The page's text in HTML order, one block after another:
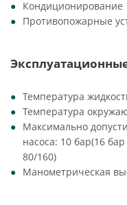
Кондиционирование
Противопожарные
Температура
Температура
Максимально
насоса: 10 бар(16
80/160)
Манометрическая